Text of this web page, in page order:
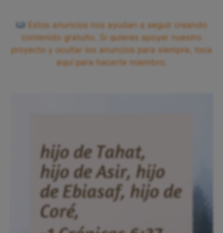
Estos anuncios nos ayudan a seguir creando
contenido gratuito. Si quieres apoyar nuestro
proyecto y ocultar los anuncios para siempre, toca
aquí para hacerte miembro.